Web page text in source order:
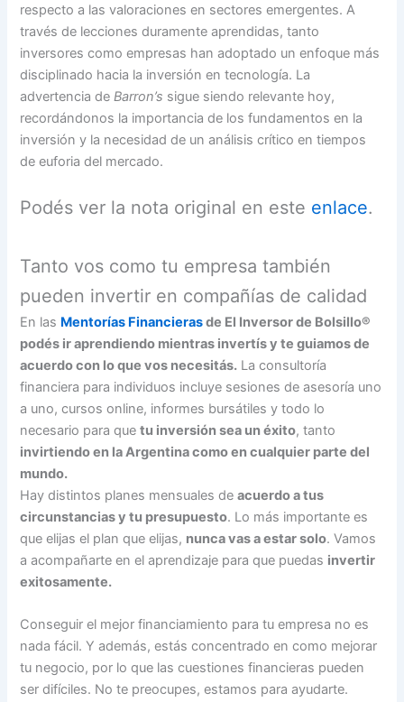
respecto a las valoraciones en sectores emergentes. A
través de lecciones duramente aprendidas, tanto
inversores como empresas han adoptado un enfoque más
disciplinado hacia la inversión en tecnología. La
advertencia deBarron’s sigue siendo relevante hoy,
recordándonos la importancia de los fundamentos en la
inversión y la necesidad de un análisis crítico en tiempos
de euforia del mercado.
Podés ver la nota original en este enlace.
Tanto vos como tu empresa también
pueden invertir en compañías de calidad
En las Mentorías Financierasde El Inversor de Bolsillo®
podés ir aprendiendo mientras invertís y te guiamos de
acuerdo con lo que vos necesitás. La consultoría
financiera para individuos incluye sesiones de asesoría uno
a uno, cursos online, informes bursátiles y todo lo
necesario para quetu inversión sea un éxito, tanto
invirtiendo en la Argentina como en cualquier parte del
mundo.
Hay distintos planes mensuales deacuerdo a tus
circunstancias y tu presupuesto. Lo más importante es
que elijas el plan que elijas, nunca vas a estar solo. Vamos
a acompañarte en el aprendizaje para que puedas invertir
exitosamente.
Conseguir el mejor financiamiento para tu empresa no es
nada fácil. Y además, estás concentrado en como mejorar
tu negocio, por lo que las cuestiones financieras pueden
ser difíciles. No te preocupes, estamos para ayudarte.